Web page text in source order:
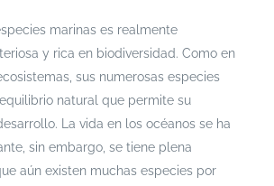
marinas es realmente
y rica en biodiversidad. Como en
sus numerosas especies
natural que permite su
La vida en los océanos se ha
sin embargo, se tiene plena
aún existen muchas especies por